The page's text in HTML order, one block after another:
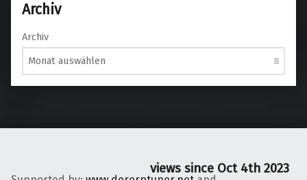
Archiv
Archiv
views since Oct 4th 2023